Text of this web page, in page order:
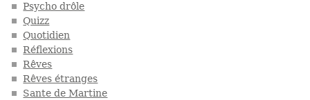
Psycho drôle
Quizz
Quotidien
Réflexions
Rêves
Rêves étranges
Sante de Martine